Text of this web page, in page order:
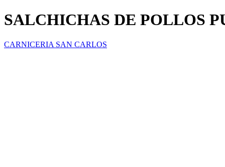
SALCHICHAS DE POLLOS
CARNICERIA SAN CARLOS